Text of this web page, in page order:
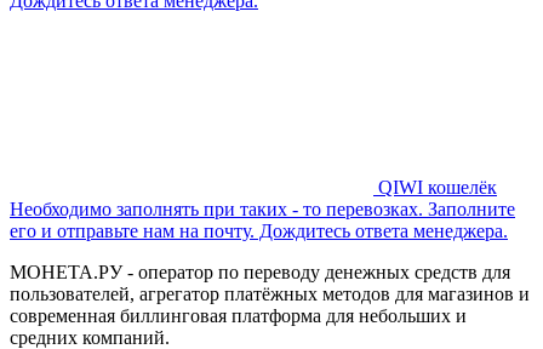
QIWI кошелёк
Необходимо заполнять при таких - то перевозках. Заполните
его и отправьте нам на почту. Дождитесь ответа менеджера.
МОНЕТА.РУ - оператор по переводу денежных средств для
пользователей, агрегатор платёжных методов для магазинов и
современная биллинговая платформа для небольших и
средних компаний.